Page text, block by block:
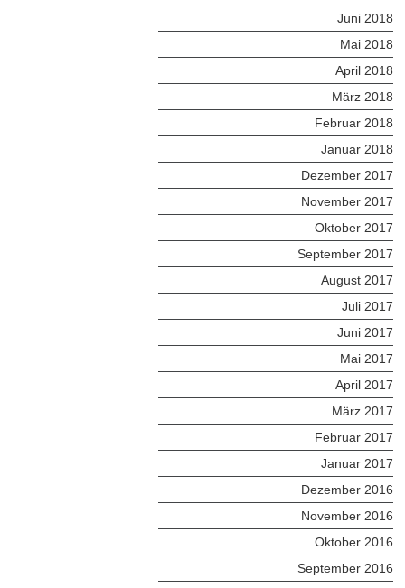
Juni 2018
Mai 2018
April 2018
März 2018
Februar 2018
Januar 2018
Dezember 2017
November 2017
Oktober 2017
September 2017
August 2017
Juli 2017
Juni 2017
Mai 2017
April 2017
März 2017
Februar 2017
Januar 2017
Dezember 2016
November 2016
Oktober 2016
September 2016